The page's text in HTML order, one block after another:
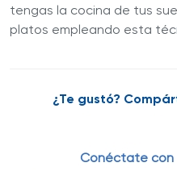
tengas la cocina de tus
platos empleando esta
¿Te gustó?
Conéctate con